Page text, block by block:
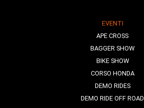
EVENTI
APE CROSS
BAGGER SHOW
BIKE SHOW
CORSO HONDA
DEMO RIDES
DEMO RIDE OFF ROAD